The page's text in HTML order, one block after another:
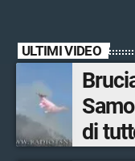
ULTIMI VIDEO
di